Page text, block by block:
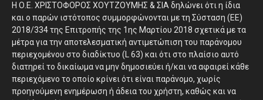
Η Ο.Ε. ΧΡΙΣΤΟΦΟΡΟΣ ΧΟΥΤΖΟΥΜΗΣ & ΣΙΑ δηλώνει ότι η ίδια
και ο παρών ιστότοπος συμμορφώνονται με τη Σύσταση (ΕΕ)
2018/334 της Επιτροπής της 1ης Μαρτίου 2018 σχετικά με τα
μέτρα για την αποτελεσματική αντιμετώπιση του παράνομου
περιεχομένου στο διαδίκτυο (L 63) και ότι στο πλαίσιο αυτό
διατηρεί το δικαίωμα να μην δημοσιεύει ή/και να αφαιρεί κάθε
περιεχόμενο το οποίο κρίνει ότι είναι παράνομο, χωρίς
προηγούμενη ενημέρωση ή άδεια του χρήστη, καθώς και να